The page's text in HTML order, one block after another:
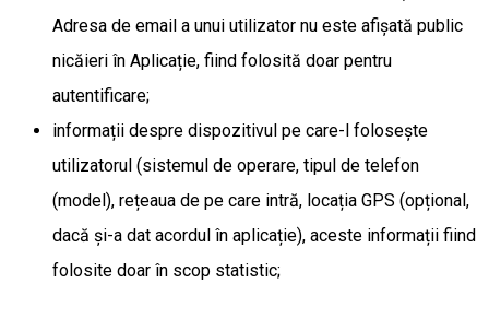
Adresa de email a unui utilizator nu este afișată public
nicăieri în Aplicație, fiind folosită doar pentru
autentificare;
informații despre dispozitivul pe care-l folosește
utilizatorul (sistemul de operare, tipul de telefon
(model), rețeaua de pe care intră, locația GPS (opțional,
dacă și-a dat acordul în aplicație), aceste informații fiind
folosite doar în scop statistic;